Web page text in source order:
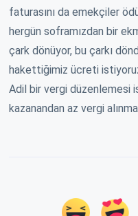
faturasını da emekçiler
hergün soframızdan bir
çark dönüyor, bu çarkı
hakettiğimiz ücreti
Adil bir vergi düzenlemesi
kazanandan az vergi